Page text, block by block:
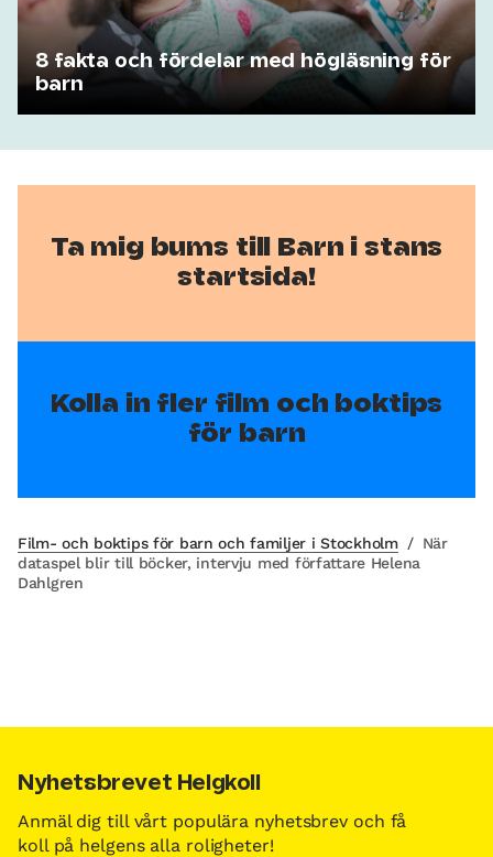
8 fakta och fördelar med högläsning för
barn
Ta mig bums till Barn i stans
startsida!
Kolla in fler film och boktips
för barn
Film- och boktips för barn och familjer i Stockholm / När
dataspel blir till böcker, intervju med författare Helena
Dahlgren
Nyhetsbrevet Helgkoll
Anmäl dig till vårt populära nyhetsbrev och få
koll på helgens alla roligheter!